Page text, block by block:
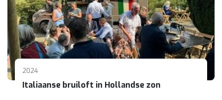
2024
Italiaanse bruiloft in Hollandse zon